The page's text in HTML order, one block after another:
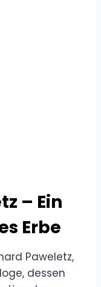
– Ein
Erbe
Paweletz,
dessen